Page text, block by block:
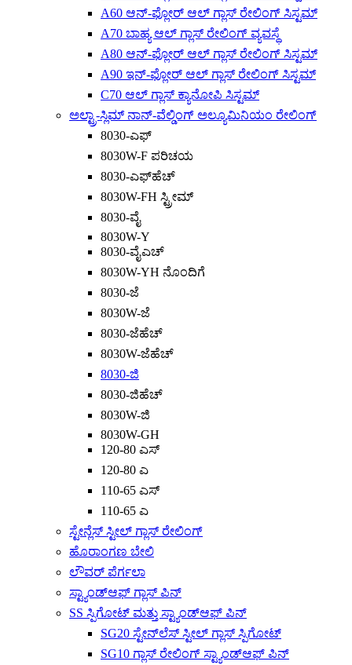
A60 ಆನ್-ಫ್ಲೋರ್ ಆಲ್ ಗ್ಲಾಸ್ ರೇಲಿಂಗ್ ಸಿಸ್ಟಮ್
A70 ಬಾಹ್ಯ ಆಲ್ ಗ್ಲಾಸ್ ರೇಲಿಂಗ್ ವ್ಯವಸ್ಥೆ
A80 ಆನ್-ಫ್ಲೋರ್ ಆಲ್ ಗ್ಲಾಸ್ ರೇಲಿಂಗ್ ಸಿಸ್ಟಮ್
A90 ಇನ್-ಫ್ಲೋರ್ ಆಲ್ ಗ್ಲಾಸ್ ರೇಲಿಂಗ್ ಸಿಸ್ಟಮ್
C70 ಆಲ್ ಗ್ಲಾಸ್ ಕ್ಯಾನೋಪಿ ಸಿಸ್ಟಮ್
ಅಲ್ಟ್ರಾ-ಸ್ಲಿಮ್ ನಾನ್-ವೆಲ್ಡಿಂಗ್ ಅಲ್ಯೂಮಿನಿಯಂ ರೇಲಿಂಗ್
8030-ಎಫ್
8030W-F ಪರಿಚಯ
8030-ಎಫ್‌ಹೆಚ್
8030W-FH ಸ್ಟ್ರೀಮ್
8030-ವೈ
8030W-Y
8030-ವೈಎಚ್
8030W-YH ನೊಂದಿಗೆ
8030-ಜೆ
8030W-ಜೆ
8030-ಜೆಹೆಚ್
8030W-ಜೆಹೆಚ್
8030-ಜಿ
8030-ಜಿಹೆಚ್
8030W-ಜಿ
8030W-GH
120-80 ಎಸ್
120-80 ಎ
110-65 ಎಸ್
110-65 ಎ
ಸ್ಟೇನ್ಲೆಸ್ ಸ್ಟೀಲ್ ಗ್ಲಾಸ್ ರೇಲಿಂಗ್
ಹೊರಾಂಗಣ ಬೇಲಿ
ಲೌವರ್ ಪೆರ್ಗಲಾ
ಸ್ಟ್ಯಾಂಡ್‌ಆಫ್ ಗ್ಲಾಸ್ ಪಿನ್
SS ಸ್ಪಿಗೋಟ್ ಮತ್ತು ಸ್ಟ್ಯಾಂಡ್‌ಆಫ್ ಪಿನ್
SG20 ಸ್ಟೇನ್‌ಲೆಸ್ ಸ್ಟೀಲ್ ಗ್ಲಾಸ್ ಸ್ಪಿಗೋಟ್
SG10 ಗ್ಲಾಸ್ ರೇಲಿಂಗ್ ಸ್ಟ್ಯಾಂಡ್‌ಆಫ್ ಪಿನ್